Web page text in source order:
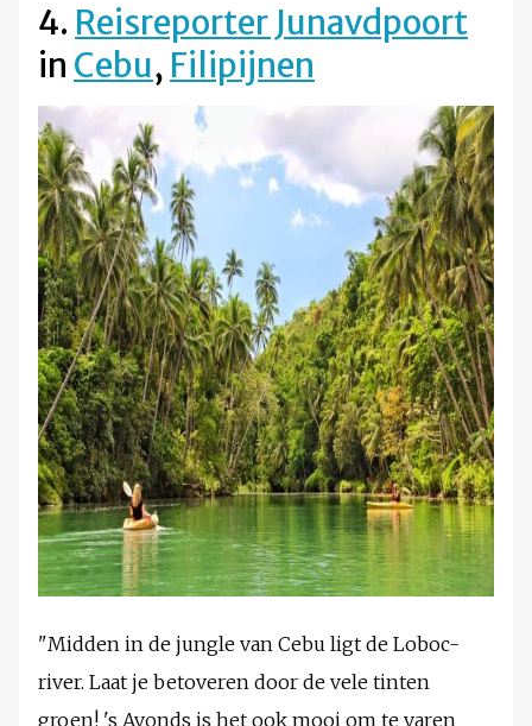
4. Reisreporter Junavdpoort
in Cebu, Filipijnen
"Midden in de jungle van Cebu ligt de Loboc-
river. Laat je betoveren door de vele tinten
groen! 's Avonds is het ook mooi om te varen